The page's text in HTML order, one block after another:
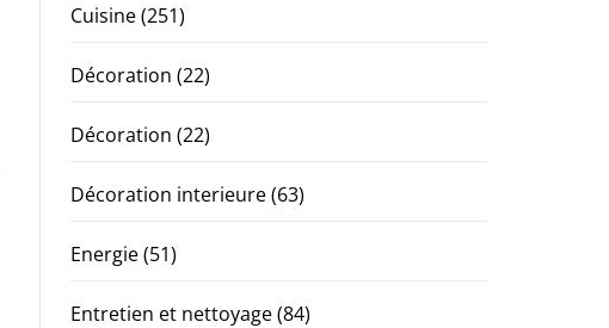
Cuisine(251)
Décoration (22)
Décoration (22)
Décoration interieure(63)
Energie(51)
Entretien et nettoyage(84)